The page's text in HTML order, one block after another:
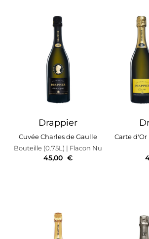
Drappier
Cuvée Charles de Gaulle
Bouteille (0.75L) | Flacon Nu
45,00 €
Carte d'Or